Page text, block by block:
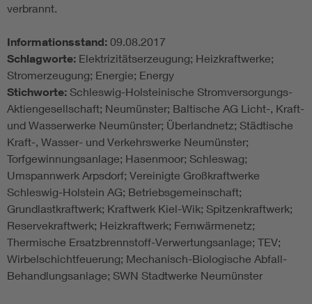
verbrannt.
Informationsstand: 09.08.2017
Schlagworte: Elektrizitätserzeugung; Heizkraftwerke;
Stromerzeugung; Energie; Energy
Stichworte: Schleswig-Holsteinische Stromversorgungs-
Aktiengesellschaft; Neumünster; Baltische AG Licht-, Kraft-
und Wasserwerke Neumünster; Überlandnetz; Städtische
Kraft-, Wasser- und Verkehrswerke Neumünster;
Torfgewinnungsanlage; Hasenmoor; Schleswag;
Umspannwerk Arpsdorf; Vereinigte Großkraftwerke
Schleswig-Holstein AG; Betriebsgemeinschaft;
Grundlastkraftwerk; Kraftwerk Kiel-Wik; Spitzenkraftwerk;
Reservekraftwerk; Heizkraftwerk; Fernwärmenetz;
Thermische Ersatzbrennstoff-Verwertungsanlage; TEV;
Wirbelschichtfeuerung; Mechanisch-Biologische Abfall-
Behandlungsanlage; SWN Stadtwerke Neumünster